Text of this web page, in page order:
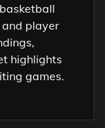
player
highlights
games.